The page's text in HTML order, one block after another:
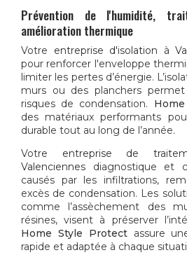
Prévention de l'humidité,
amélioration thermique
Votre entreprise d'isolation à
pour renforcer l'enveloppe
limiter les pertes d’énergie.
murs ou des planchers
risques de condensation.
des matériaux performants
durable tout au long de l’année.
Votre entreprise de
Valenciennes diagnostique et
causés par les infiltrations,
excès de condensation. Les
comme l’assèchement des
résines, visent à préserver
Home Style Protectassure
rapide et adaptée à chaque